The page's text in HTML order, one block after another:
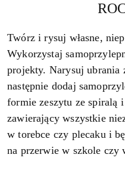
Twórz i rysuj własne,
Wykorzystaj
projekty. Narysuj ubrania
następnie dodaj
formie zeszytu ze spiralą
zawierający wszystkie
w torebce czy plecaku i
na przerwie w szkole czy